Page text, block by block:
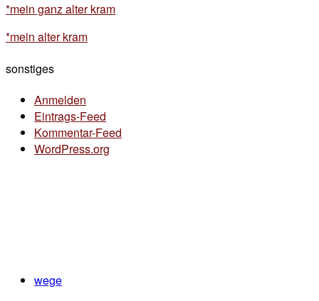
*mein ganz alter kram
*mein alter kram
sonstiges
Anmelden
Eintrags-Feed
Kommentar-Feed
WordPress.org
wege